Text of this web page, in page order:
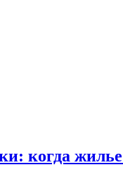
когда